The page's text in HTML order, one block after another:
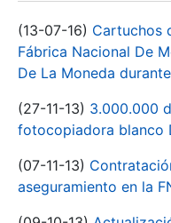
(13-07-16) Cartuchos
Fábrica Nacional De
De La Moneda
(27-11-13) 3.000.000
fotocopiadora blanco
(07-11-13)
aseguramiento en la